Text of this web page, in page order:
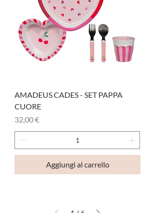
AMADEUS CADES - SET PAPPA
CUORE
Prezzo
32,00 €
Aggiungi al carrello